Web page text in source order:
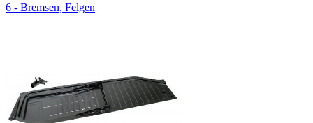
6 - Bremsen, Felgen